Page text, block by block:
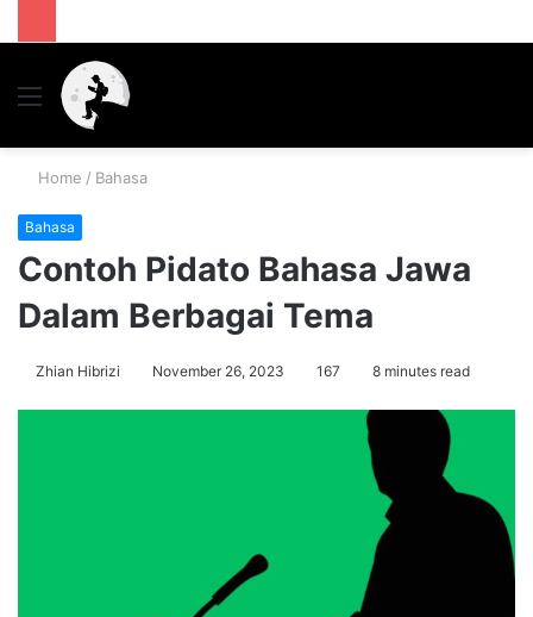
Menu
Home / Bahasa
Bahasa
Contoh Pidato Bahasa Jawa
Dalam Berbagai Tema
Zhian Hibrizi November 26, 2023 167 8 minutes read